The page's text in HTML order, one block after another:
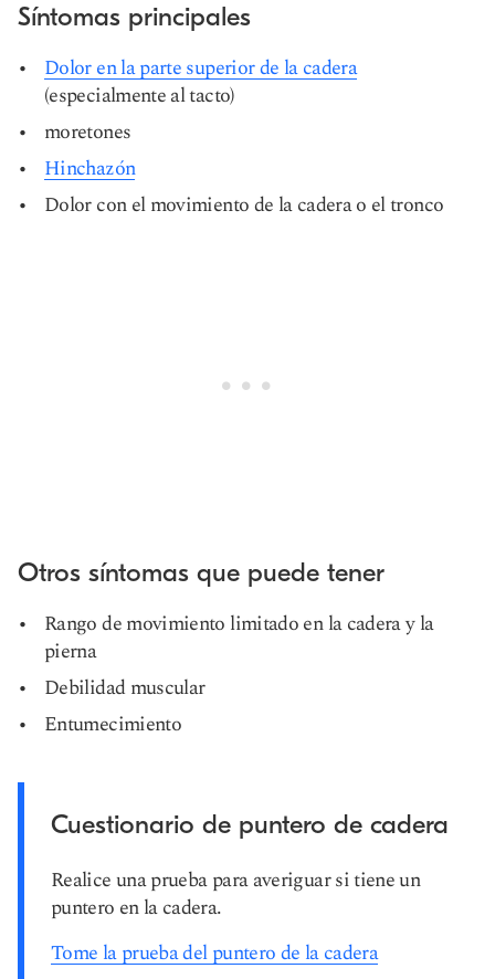
Síntomas principales
Dolor en la parte superior de la cadera
(especialmente al tacto)
moretones
Hinchazón
Dolor con el movimiento de la cadera o el tronco
Otros síntomas que puede tener
Rango de movimiento limitado en la cadera y la
pierna
Debilidad muscular
Entumecimiento
Cuestionario de puntero de cadera
Realice una prueba para averiguar si tiene un
puntero en la cadera.
Tome la prueba del puntero de la cadera